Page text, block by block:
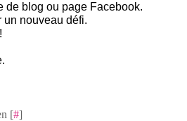
de blog ou page Facebook.
nouveau défi.
[#]